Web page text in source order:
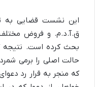
ق.آ.د.م. و فروض مختلف
بحث کرده است. نتیجه
حالت اصلی را برمی
که منجر به قرار رد